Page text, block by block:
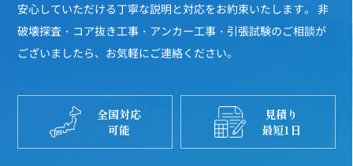
安心していただける丁寧な説明と対応をお約束いたします。
非
破壊探査・コア抜き工事・アンカー工事・引張試験のご相談が
ございましたら、お気軽にご連絡ください。
全国対応
可能
見積り
最短1日